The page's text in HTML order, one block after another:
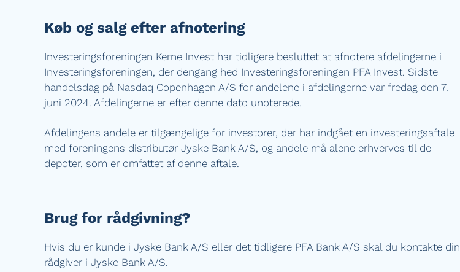
Køb og salg efter afnotering
Investeringsforeningen Kerne Invest har tidligere besluttet at afnotere afdelingerne i
Investeringsforeningen, der dengang hed Investeringsforeningen PFA Invest. Sidste
handelsdag på Nasdaq Copenhagen A/S for andelene i afdelingerne var fredag den 7.
juni 2024. Afdelingerne er efter denne dato unoterede.
Afdelingens andele er tilgængelige for investorer, der har indgået en investeringsaftale
med foreningens distributør Jyske Bank A/S, og andele må alene erhverves til de
depoter, som er omfattet af denne aftale.
Brug for rådgivning?
Hvis du er kunde i Jyske Bank A/S eller det tidligere PFA Bank A/S skal du kontakte din
rådgiver i Jyske Bank A/S.